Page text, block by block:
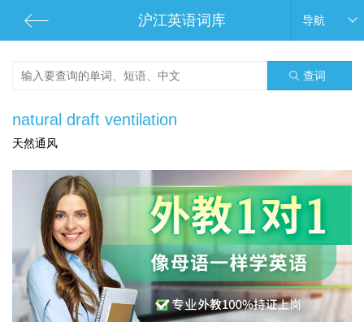
沪江英语词库 导航
查词
natural draft ventilation
天然通风